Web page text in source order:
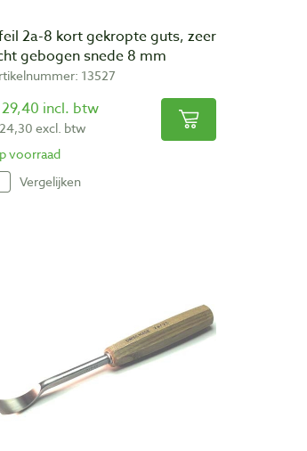
2a-8 kort gekropte guts, zeer
gebogen snede 8 mm
13527
incl. btw
excl. btw
voorraad
Vergelijken